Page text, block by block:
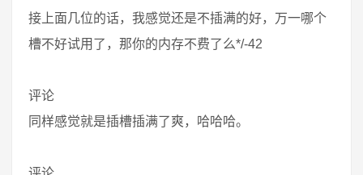
接上面几位的话，我感觉还是不插满的好，万一哪个
槽不好试用了，那你的内存不费了么*/-42
评论
同样感觉就是插槽插满了爽，哈哈哈。